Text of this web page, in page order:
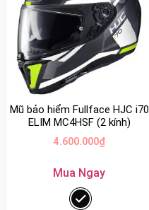
Mũ bảo hiểm Fullface HJC i70
ELIM MC4HSF (2 kính)
4.600.000₫
Mua Ngay